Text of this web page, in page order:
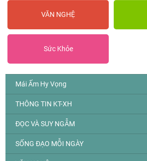
VĂN NGHỆ
Sức Khỏe
Mái Ấm Hy Vọng
THÔNG TIN KT-XH
ĐỌC VÀ SUY NGẪM
SỐNG ĐẠO MỖI NGÀY